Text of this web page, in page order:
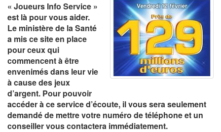
« Joueurs Info Service »
est là pour vous aider.
Le ministère de la Santé
a mis ce site en place
pour ceux qui
commencent à être
envenimés dans leur vie
à cause des jeux
d’argent. Pour pouvoir
accéder à ce service d’écoute, il vous sera seulement
demandé de mettre votre numéro de téléphone et un
conseiller vous contactera immédiatement.